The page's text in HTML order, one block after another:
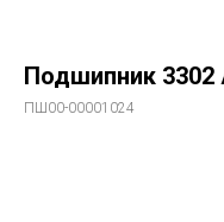
Подшипник 3302
ПШ00-00001024